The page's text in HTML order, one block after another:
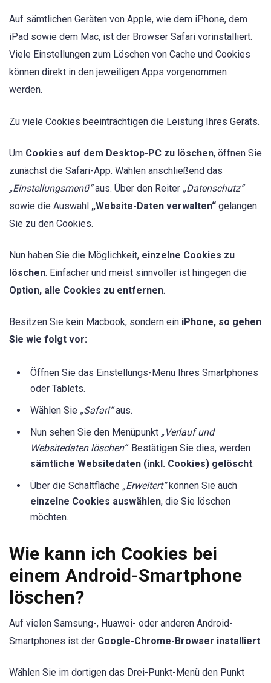
Auf sämtlichen Geräten von Apple, wie dem iPhone, dem
iPad sowie dem Mac, ist der Browser Safari vorinstalliert.
Viele Einstellungen zum Löschen von Cache und Cookies
können direkt in den jeweiligen Apps vorgenommen
werden.
Zu viele Cookies beeinträchtigen die Leistung Ihres Geräts.
Um Cookies auf dem Desktop-PC zu löschen, öffnen Sie
zunächst die Safari-App. Wählen anschließend das
„Einstellungsmenü“aus. Über den Reiter „Datenschutz“
sowie die Auswahl „Website-Daten verwalten“ gelangen
Sie zu den Cookies.
Nun haben Sie die Möglichkeit, einzelne Cookies zu
löschen. Einfacher und meist sinnvoller ist hingegen die
Option, alle Cookies zu entfernen.
Besitzen Sie kein Macbook, sondern ein iPhone, so gehen
Sie wie folgt vor:
Öffnen Sie das Einstellungs-Menü Ihres Smartphones
oder Tablets.
Wählen Sie „Safari“aus.
Nun sehen Sie den Menüpunkt „Verlauf und
Websitedaten löschen“. Bestätigen Sie dies, werden
sämtliche Websitedaten (inkl. Cookies) gelöscht.
Über die Schaltfläche „Erweitert“können Sie auch
einzelne Cookies auswählen, die Sie löschen
möchten.
Wie kann ich Cookies bei
einem Android-Smartphone
löschen?
Auf vielen Samsung-, Huawei- oder anderen Android-
Smartphones ist der Google-Chrome-Browser installiert.
Wählen Sie im dortigen das Drei-Punkt-Menü den Punkt